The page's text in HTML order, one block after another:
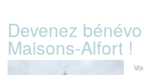
Devenez
Maisons-Alfort !